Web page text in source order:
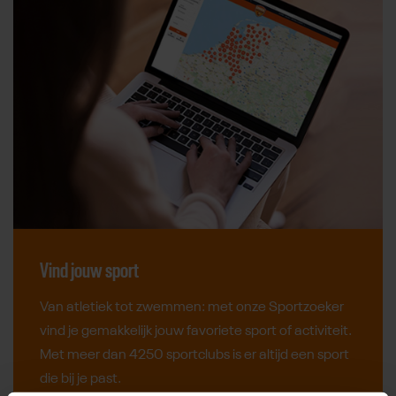
Vind jouw sport
Van atletiek tot zwemmen: met onze Sportzoeker
vind je gemakkelijk jouw favoriete sport of activiteit.
Met meer dan 4250 sportclubs is er altijd een sport
die bij je past.